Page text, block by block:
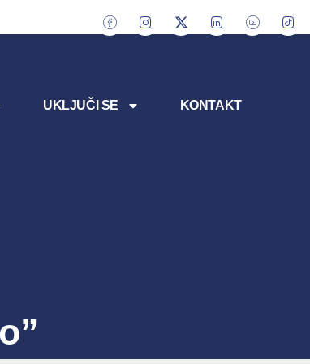
UKLJUČI SE KONTAKT